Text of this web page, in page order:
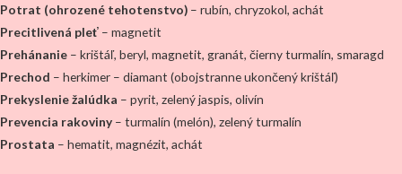
Potrat (ohrozené tehotenstvo) – rubín, chryzokol, achát
Precitlivená pleť – magnetit
Prehánanie – krištáľ, beryl, magnetit, granát, čierny turmalín, smaragd
Prechod – herkimer – diamant (obojstranne ukončený krištáľ)
Prekyslenie žalúdka – pyrit, zelený jaspis, olivín
Prevencia rakoviny – turmalín (melón), zelený turmalín
Prostata – hematit, magnézit, achát